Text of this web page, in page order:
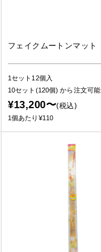
フェイクムートンマット
1セット12個入
10セット(120個)から注文可能
¥13,200〜(税込)
1個あたり¥110